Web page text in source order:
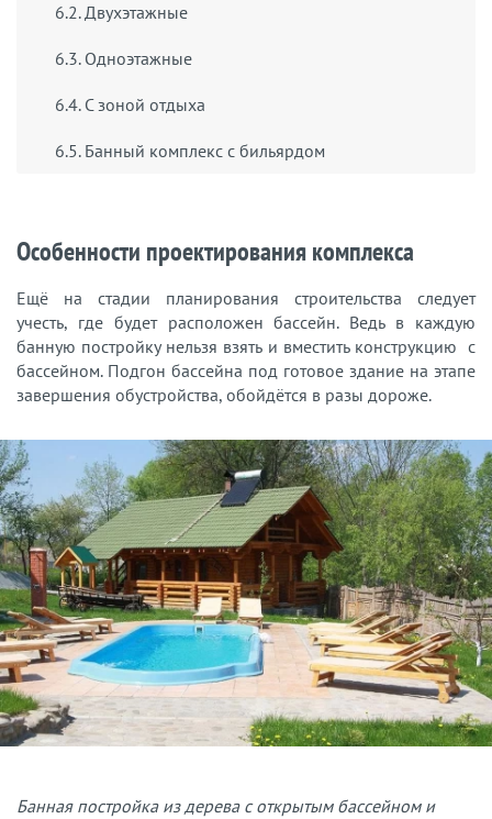
6.2. Двухэтажные
6.3. Одноэтажные
6.4. С зоной отдыха
6.5. Банный комплекс с бильярдом
Особенности проектирования комплекса
Ещё на стадии планирования строительства следует
учесть, где будет расположен бассейн. Ведь в каждую
банную постройку нельзя взять и вместить конструкцию с
бассейном. Подгон бассейна под готовое здание на этапе
завершения обустройства, обойдётся в разы дороже.
Банная постройка из дерева с открытым бассейном и